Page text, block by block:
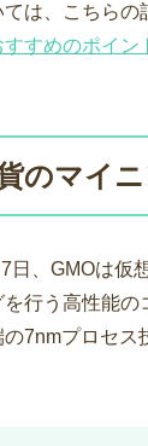
は、こちらの
すめのポイン
のマイ
日、GMOは仮
を行う高性能
の7nmプロセス